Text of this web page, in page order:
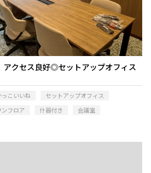
アクセス良好◎セットアップオフィス
っこいいね
セットアップオフィス
ンフロア 什器付き
会議室